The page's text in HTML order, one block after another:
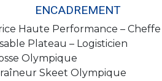
ENCADREMENT
Haute Performance –
Plateau – Logisticien
Olympique
Skeet Olympique